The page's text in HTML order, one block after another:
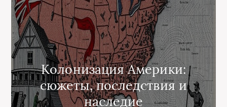
Колонизация Америки:
сюжеты, последствия и
наследие